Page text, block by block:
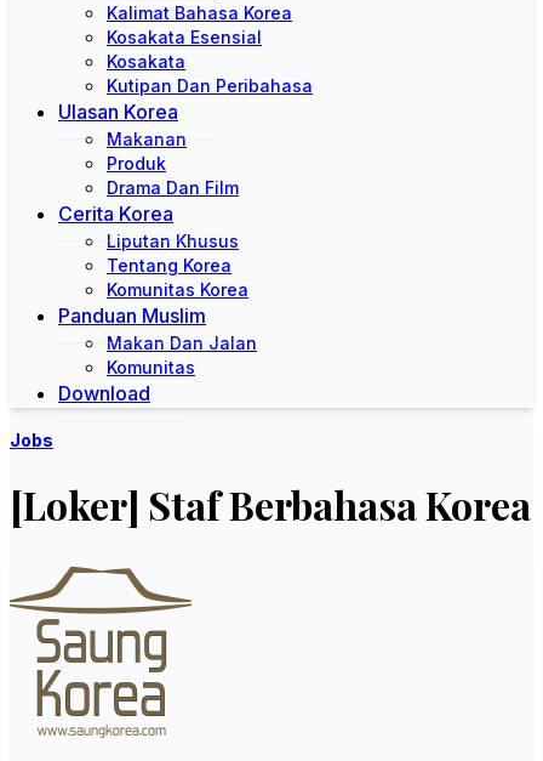
Kalimat Bahasa Korea
Kosakata Esensial
Kosakata
Kutipan Dan Peribahasa
Ulasan Korea
Makanan
Produk
Drama Dan Film
Cerita Korea
Liputan Khusus
Tentang Korea
Komunitas Korea
Panduan Muslim
Makan Dan Jalan
Komunitas
Download
Jobs
[Loker] Staf Berbahasa Korea